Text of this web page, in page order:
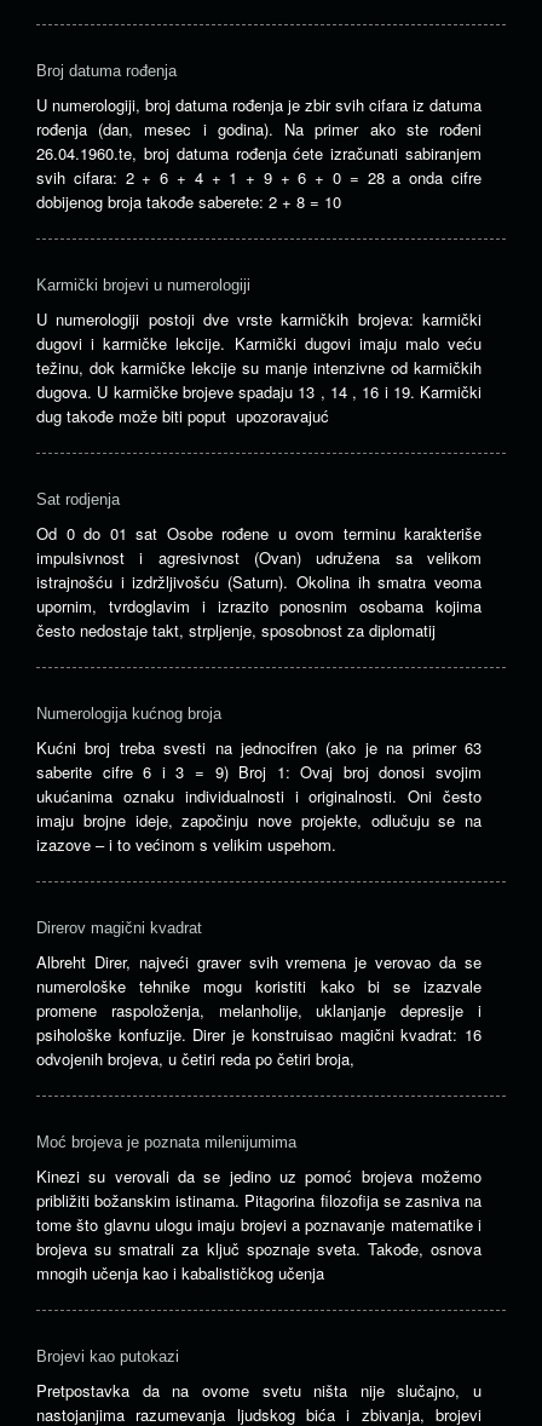
Broj datuma rođenja
U numerologiji, broj datuma rođenja je zbir svih cifara iz datuma
rođenja (dan, mesec i godina). Na primer ako ste rođeni
26.04.1960.te, broj datuma rođenja ćete izračunati sabiranjem
svih cifara: 2 + 6 + 4 + 1 + 9 + 6 + 0 = 28 a onda cifre
dobijenog broja takođe saberete: 2 + 8 = 10
Karmički brojevi u numerologiji
U numerologiji postoji dve vrste karmičkih brojeva: karmički
dugovi i karmičke lekcije. Karmički dugovi imaju malo veću
težinu, dok karmičke lekcije su manje intenzivne od karmičkih
dugova. U karmičke brojeve spadaju 13 , 14 , 16 i 19. Karmički
dug takođe može biti poput upozoravajuć
Sat rodjenja
Od 0 do 01 sat Osobe rođene u ovom terminu karakteriše
impulsivnost i agresivnost (Ovan) udružena sa velikom
istrajnošću i izdržljivošću (Saturn). Okolina ih smatra veoma
upornim, tvrdoglavim i izrazito ponosnim osobama kojima
često nedostaje takt, strpljenje, sposobnost za diplomatij
Numerologija kućnog broja
Kućni broj treba svesti na jednocifren (ako je na primer 63
saberite cifre 6 i 3 = 9) Broj 1: Ovaj broj donosi svojim
ukućanima oznaku individualnosti i originalnosti. Oni često
imaju brojne ideje, započinju nove projekte, odlučuju se na
izazove – i to većinom s velikim uspehom.
Direrov magični kvadrat
Albreht Direr, najveći graver svih vremena je verovao da se
numerološke tehnike mogu koristiti kako bi se izazvale
promene raspoloženja, melanholije, uklanjanje depresije i
psihološke konfuzije. Direr je konstruisao magični kvadrat: 16
odvojenih brojeva, u četiri reda po četiri broja,
Moć brojeva je poznata milenijumima
Kinezi su verovali da se jedino uz pomoć brojeva možemo
približiti božanskim istinama. Pitagorina filozofija se zasniva na
tome što glavnu ulogu imaju brojevi a poznavanje matematike i
brojeva su smatrali za ključ spoznaje sveta. Takođe, osnova
mnogih učenja kao i kabalističkog učenja
Brojevi kao putokazi
Pretpostavka da na ovome svetu ništa nije slučajno, u
nastojanjima razumevanja ljudskog bića i zbivanja, brojevi